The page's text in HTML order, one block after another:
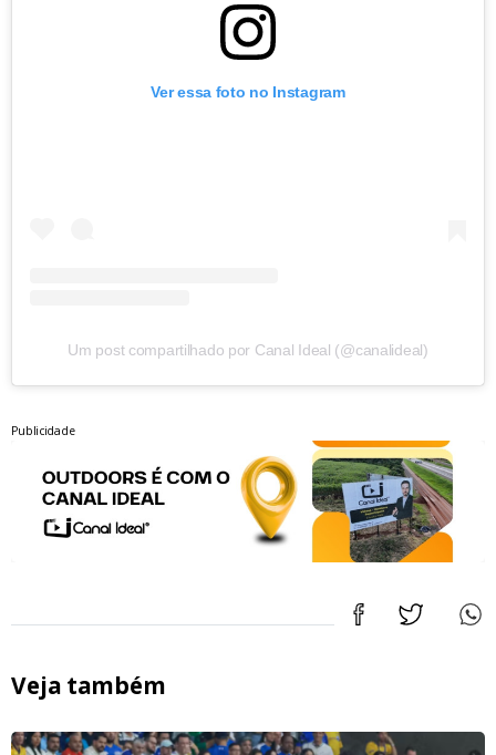
Ver essa foto no Instagram
Um post compartilhado por Canal Ideal (@canalideal)
Publicidade
Veja também